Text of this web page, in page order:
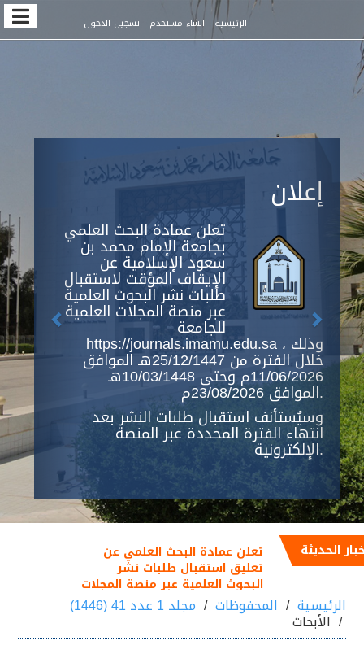
Quick
jump
to
page
content
Navigation
Main
الرئيسية انشاء مستخدم تسجيل الدخول
إعلان
تعلن عمادة البحث العلمي
بجامعة الإمام محمد بن
سعود الإسلامية عن
الإيقاف المؤقت لاستقبال
طلبات نشر البحوث العلمية
عبر منصة المجلات العلمية
للجامعة
https://journals.imamu.edu.sa ، وذلك
خلال الفترة من 25/12/1447هـ الموافق
11/06/2026م وحتى 10/03/1448هـ
الموافق 23/08/2026م.
وسيُستأنف استقبال طلبات النشر بعد
انتهاء الفترة المحددة عبر المنصة
الإلكترونية.
Next
الحديثة تعلن عمادة البحث العلمي عن
تعليق استقبال طلبات نشر
البحوث العلمية عبر منصة المجلات
العلمية خلال الفترة من
25/12/1447هـ الموافق
11/06/2026م إلى 10/03/1448هـ
الرئيسية المحفوظات مجلد 1 عدد 41 (1446)
الأبحاث